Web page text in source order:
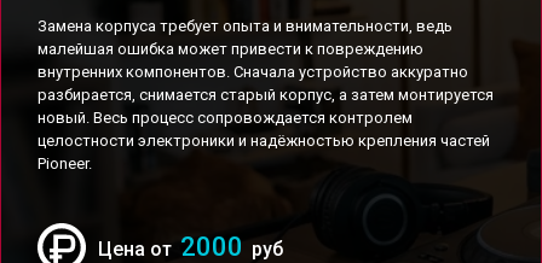
Замена корпуса требует опыта и внимательности, ведь
малейшая ошибка может привести к повреждению
внутренних компонентов. Сначала устройство аккуратно
разбирается, снимается старый корпус, а затем монтируется
новый. Весь процесс сопровождается контролем
целостности электроники и надёжностью крепления частей
Pioneer.
Цена от 2000 руб